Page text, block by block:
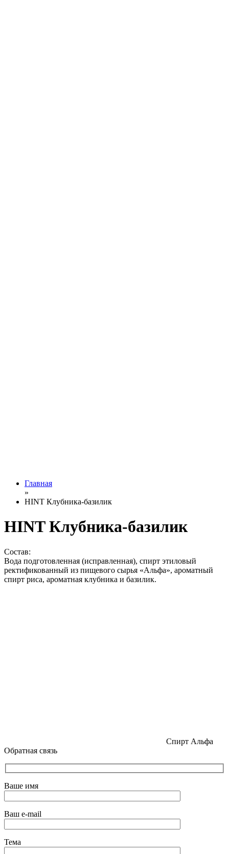
Главная
»
HINT Клубника-базилик
HINT Клубника-базилик
Состав:
Вода подготовленная (исправленная), спирт этиловый
ректификованный из пищевого сырья «Альфа», ароматный
спирт риса, ароматная клубника и базилик.
Спирт Альфа
Обратная связь
Ваше имя
Ваш e-mail
Тема